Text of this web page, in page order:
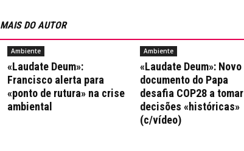
MAIS DO AUTOR
Ambiente
«Laudate Deum»:
Francisco alerta para
«ponto de rutura» na crise
ambiental
Ambiente
«Laudate Deum»: Novo
documento do Papa
desafia COP28 a tomar
decisões «históricas»
(c/vídeo)